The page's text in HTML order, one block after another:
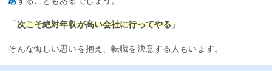
「 次こそ絶対年収が高い会社に行ってやる 」
そんな悔しい思いを抱え、転職を決意する人もいます。